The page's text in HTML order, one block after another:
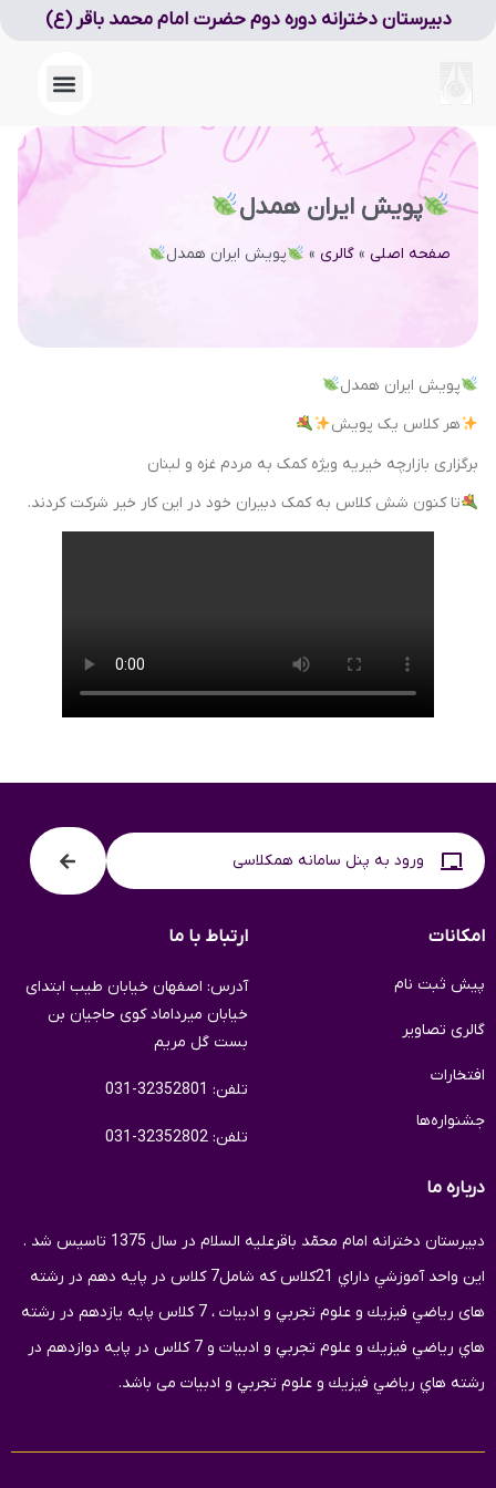
دبیرستان دخترانه دوره دوم حضرت امام محمد باقر (ع)
پویش ایران همدل
صفحه اصلی » گالری » پویش ایران همدل
پویش ایران همدل
هر کلاس یک پویش
برگزاری بازارچه خیریه ویژه کمک به مردم غزه و لبنان
تا کنون شش کلاس به کمک دبیران خود در این کار خیر شرکت کردند.
ورود به پنل سامانه همکلاسی
امکانات
پیش ثبت نام
گالری تصاویر
افتخارات
جشنواره‌ها
ارتباط با ما
آدرس: اصفهان خیابان طیب ابتدای
خیابان میرداماد کوی حاجیان بن
بست گل مریم
تلفن: 32352801-031
تلفن: 32352802-031
درباره ما
دبيرستان دخترانه امام محمّد باقرعلیه السلام در سال 1375 تاسيس شد .
اين واحد آموزشي داراي 21كلاس كه شامل7 كلاس در پايه دهم در رشته
های رياضي فيزيك و علوم تجربي و ادبیات ، 7 كلاس پايه یازدهم در رشته
هاي رياضي فيزيك و علوم تجربي و ادبیات و 7 کلاس در پایه دوازدهم در
رشته هاي رياضي فيزيك و علوم تجربي و ادبیات می باشد.